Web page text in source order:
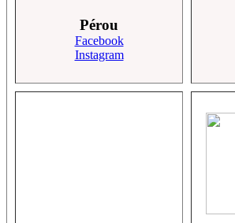
Pérou
Facebook
Instagram